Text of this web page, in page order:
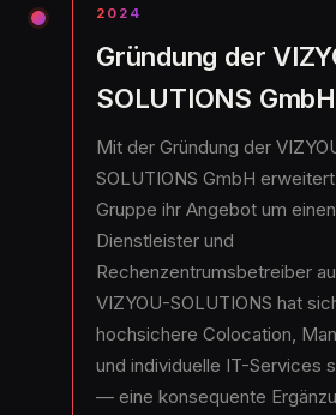
2024
Gründung der
SOLUTIONS GmbH
Mit der Gründung der
SOLUTIONS GmbH
Gruppe ihr Angebot um
Dienstleister und
Rechenzentrumsbetreiber
VIZYOU-SOLUTIONS hat
hochsichere Colocation,
und individuelle IT-Services
— eine konsequente